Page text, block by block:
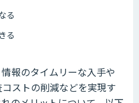
る
る
報のタイムリーな入手や
ストの削減などを実現す